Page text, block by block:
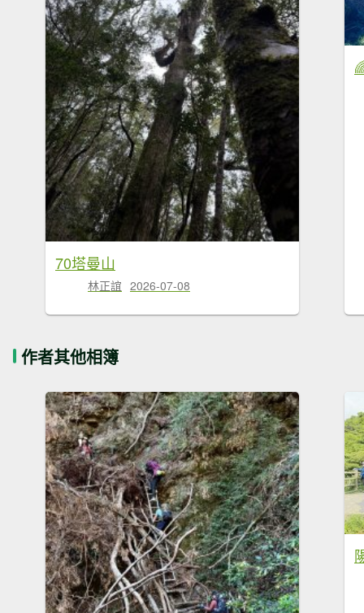
70塔曼山
林正誼 2026-07-08
作者其他相簿